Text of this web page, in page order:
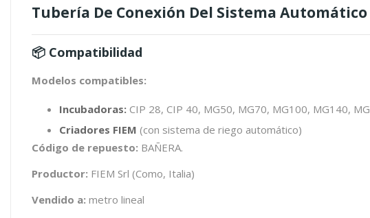
Tubería De Conexión Del Sistema
📦 Compatibilidad
Modelos compatibles:
Incubadoras: CIP 28, CIP 40, MG50, MG70, MG100, MG140,
Criadores FIEM (con sistema de riego automático)
Código de repuesto: BAÑERA.
Productor: FIEM Srl (Como, Italia)
Vendido a: metro lineal